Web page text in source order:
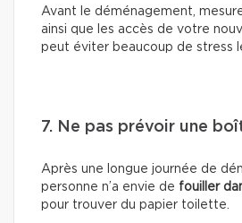
Avant le déménagement,
ainsi que les accès de votre
peut éviter beaucoup de stress
7. Ne pas prévoir une
Après une longue journée de
personne n’a envie de fouiller
pour trouver du papier toilette.